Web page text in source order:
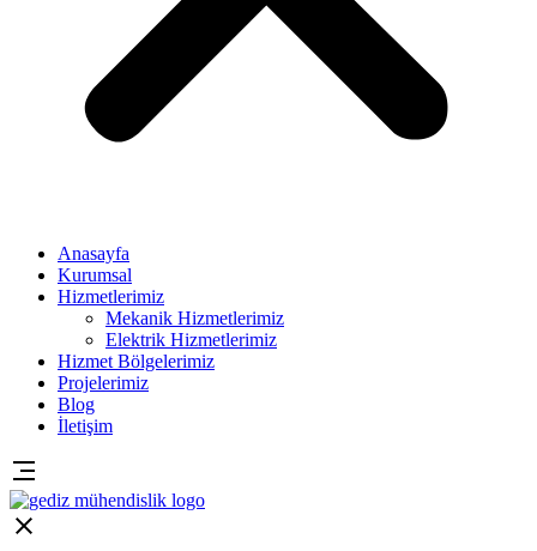
Anasayfa
Kurumsal
Hizmetlerimiz
Mekanik Hizmetlerimiz
Elektrik Hizmetlerimiz
Hizmet Bölgelerimiz
Projelerimiz
Blog
İletişim